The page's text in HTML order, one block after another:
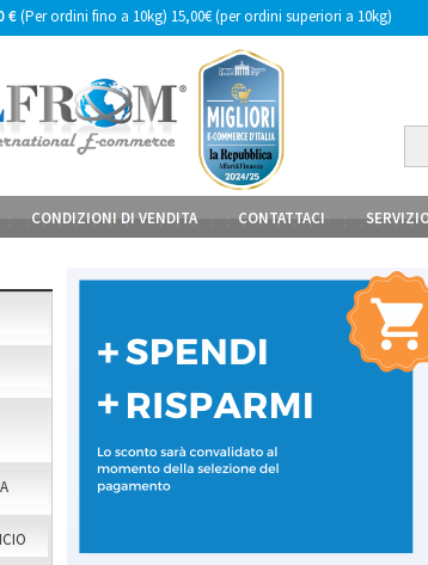
€(Per ordini fino a 10kg) 15,00€ (per ordini superiori a 10kg)
CONDIZIONI DI VENDITA CONTATTACI